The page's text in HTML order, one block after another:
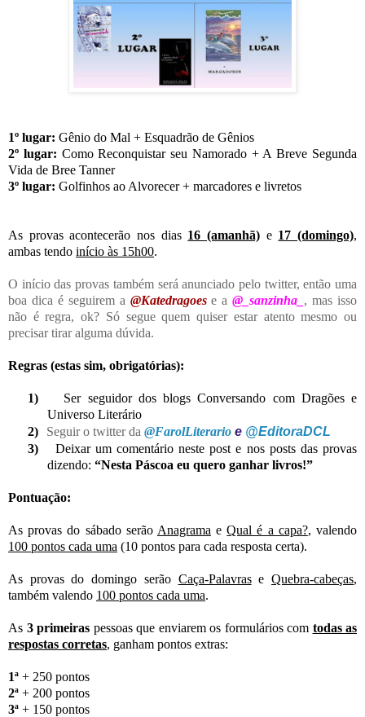
1º lugar: Gênio do Mal + Esquadrão de Gênios
2º lugar: Como Reconquistar seu Namorado + A Breve Segunda
Vida de Bree Tanner
3º lugar: Golfinhos ao Alvorecer + marcadores e livretos
As provas acontecerão nos dias 16 (amanhã) e 17 (domingo),
ambas tendo início às 15h00.
O início das provas também será anunciado pelo twitter, então uma
boa dica é seguirem a @Katedragoese a@_sanzinha_ , mas isso
não é regra, ok? Só segue quem quiser estar atento mesmo ou
precisar tirar alguma dúvida.
Regras (estas sim, obrigatórias):
1)
Ser seguidor dos blogs Conversando com Dragões e
Universo Literário
2)
Seguir o twitter da @FarolLiterario e @EditoraDCL
3)
Deixar um comentário neste post e nos posts das provas
dizendo: “Nesta Páscoa eu quero ganhar livros!”
Pontuação:
As provas do sábado serão Anagrama eQual é a capa?, valendo
100 pontos cada uma (10 pontos para cada resposta certa).
As provas do domingo serão Caça-PalavraseQuebra-cabeças,
também valendo 100 pontos cada uma.
As 3 primeiras pessoas que enviarem os formulários com todas as
respostas corretas, ganham pontos extras:
1ª + 250 pontos
2ª + 200 pontos
3ª + 150 pontos